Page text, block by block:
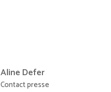
Aline Defer
Contact presse